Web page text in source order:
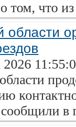
том, что